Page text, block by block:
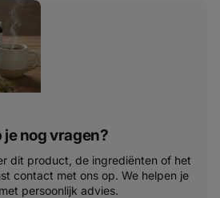
je nog vragen?
dit product, de ingrediënten of het
contact met ons op. We helpen je
persoonlijk advies.